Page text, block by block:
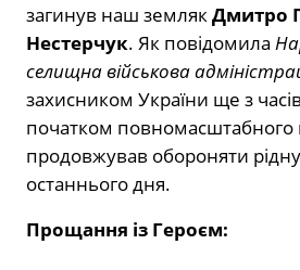
загинув наш земляк Дмитро
Нестерчук. Як повідомила
селищна військова
захисником України ще з
початком повномасштабного
продовжував обороняти
останнього дня.
Прощання із Героєм: